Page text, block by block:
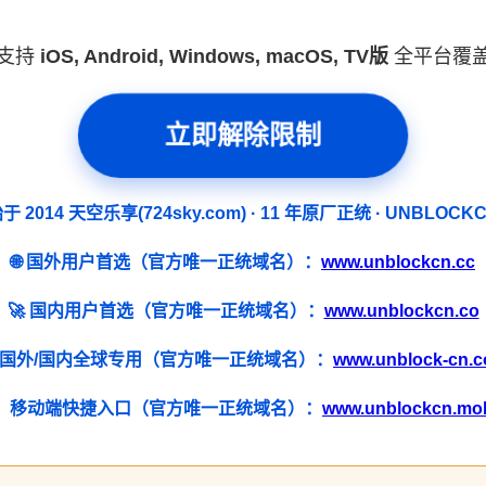
持 iOS, Android, Windows, macOS, TV版全平台覆
立即解除限制
于 2014 天空乐享(724sky.com) · 11 年原厂正统 ·
🌐 国外用户首选（官方唯一正统域名）： www.unblockcn.cc
🚀 国内用户首选（官方唯一正统域名）： www.unblockcn.co
外/国内全球专用（官方唯一正统域名）： www.unblock-
移动端快捷入口（官方唯一正统域名）：